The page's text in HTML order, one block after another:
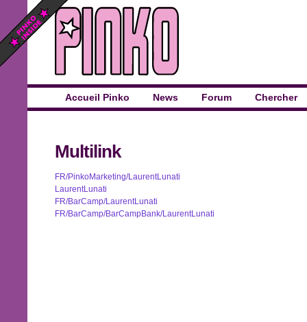
Accueil Pinko News Forum Chercher
Multilink
FR/PinkoMarketing/LaurentLunati
LaurentLunati
FR/BarCamp/LaurentLunati
FR/BarCamp/BarCampBank/LaurentLunati